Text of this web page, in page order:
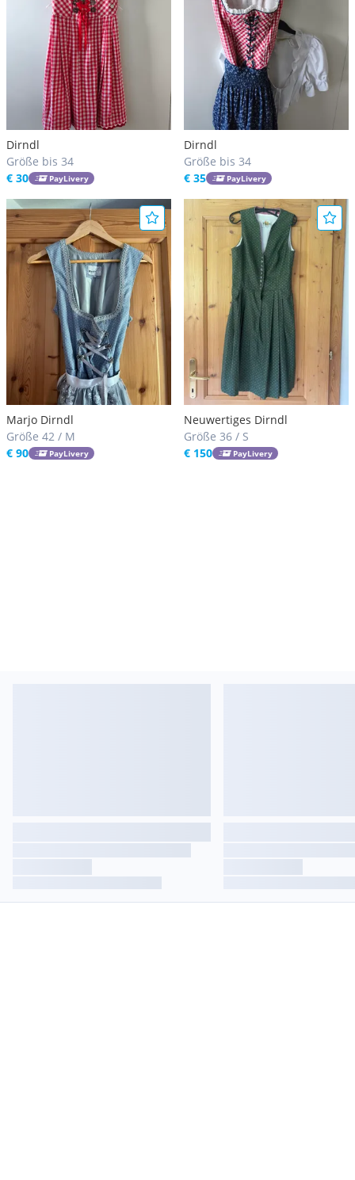
Dirndl
Größe bis 34
€ 30
PayLivery
Dirndl
Größe bis 34
€ 35
PayLivery
Marjo Dirndl
Größe 42 / M
€ 90
PayLivery
Neuwertiges Dirndl
Größe 36 / S
€ 150
PayLivery